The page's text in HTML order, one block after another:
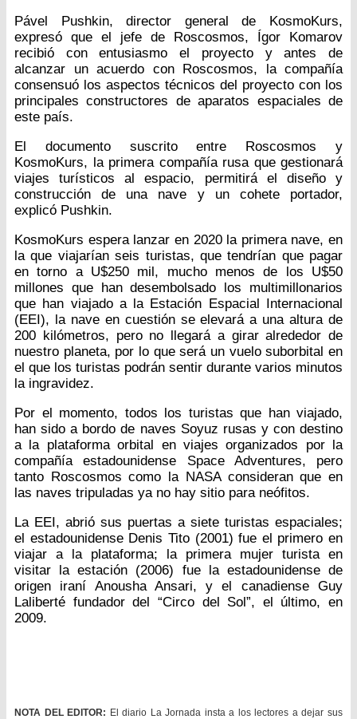
Pável Pushkin, director general de KosmoKurs,
expresó que el jefe de Roscosmos, Ígor Komarov
recibió con entusiasmo el proyecto y antes de
alcanzar un acuerdo con Roscosmos, la compañía
consensuó los aspectos técnicos del proyecto con los
principales constructores de aparatos espaciales de
este país.
El documento suscrito entre Roscosmos y
KosmoKurs, la primera compañía rusa que gestionará
viajes turísticos al espacio, permitirá el diseño y
construcción de una nave y un cohete portador,
explicó Pushkin.
KosmoKurs espera lanzar en 2020 la primera nave, en
la que viajarían seis turistas, que tendrían que pagar
en torno a U$250 mil, mucho menos de los U$50
millones que han desembolsado los multimillonarios
que han viajado a la Estación Espacial Internacional
(EEI), la nave en cuestión se elevará a una altura de
200 kilómetros, pero no llegará a girar alrededor de
nuestro planeta, por lo que será un vuelo suborbital en
el que los turistas podrán sentir durante varios minutos
la ingravidez.
Por el momento, todos los turistas que han viajado,
han sido a bordo de naves Soyuz rusas y con destino
a la plataforma orbital en viajes organizados por la
compañía estadounidense Space Adventures, pero
tanto Roscosmos como la NASA consideran que en
las naves tripuladas ya no hay sitio para neófitos.
La EEI, abrió sus puertas a siete turistas espaciales;
el estadounidense Denis Tito (2001) fue el primero en
viajar a la plataforma; la primera mujer turista en
visitar la estación (2006) fue la estadounidense de
origen iraní Anousha Ansari, y el canadiense Guy
Laliberté fundador del “Circo del Sol”, el último, en
2009.
NOTA DEL EDITOR: El diario La Jornada insta a los lectores a dejar sus